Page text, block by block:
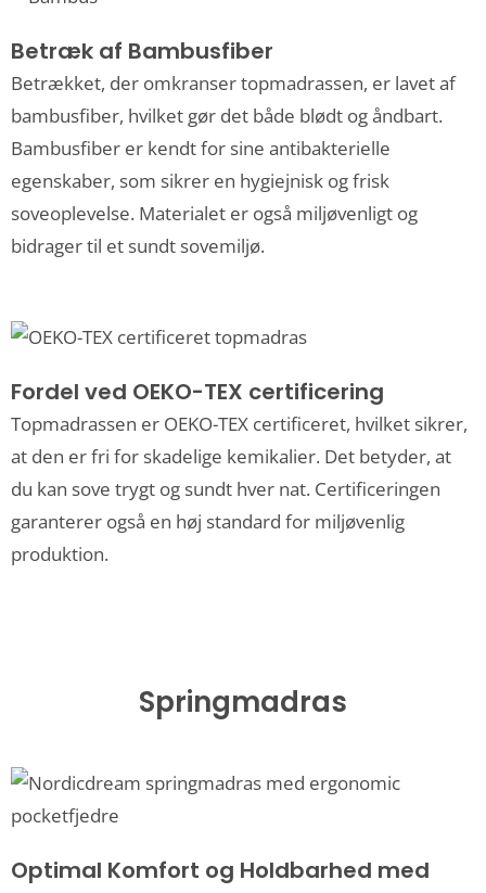
Betræk af Bambusfiber
Betrækket, der omkranser topmadrassen, er lavet af
bambusfiber, hvilket gør det både blødt og åndbart.
Bambusfiber er kendt for sine antibakterielle
egenskaber, som sikrer en hygiejnisk og frisk
soveoplevelse. Materialet er også miljøvenligt og
bidrager til et sundt sovemiljø.
Fordel ved OEKO-TEX certificering
Topmadrassen er OEKO-TEX certificeret, hvilket sikrer,
at den er fri for skadelige kemikalier. Det betyder, at
du kan sove trygt og sundt hver nat. Certificeringen
garanterer også en høj standard for miljøvenlig
produktion.
Springmadras
Optimal Komfort og Holdbarhed med